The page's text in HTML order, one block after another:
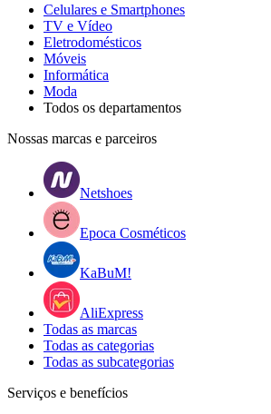
Celulares e Smartphones
TV e Vídeo
Eletrodomésticos
Móveis
Informática
Moda
Todos os departamentos
Nossas marcas e parceiros
Netshoes
Epoca Cosméticos
KaBuM!
AliExpress
Todas as marcas
Todas as categorias
Todas as subcategorias
Serviços e benefícios